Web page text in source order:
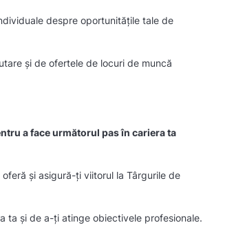
despre oportunitățile tale de
și de ofertele de locuri de muncă
a face următorul pas în cariera ta
și asigură-ți viitorul la Târgurile de
ta și de a-ți atinge obiectivele profesionale.